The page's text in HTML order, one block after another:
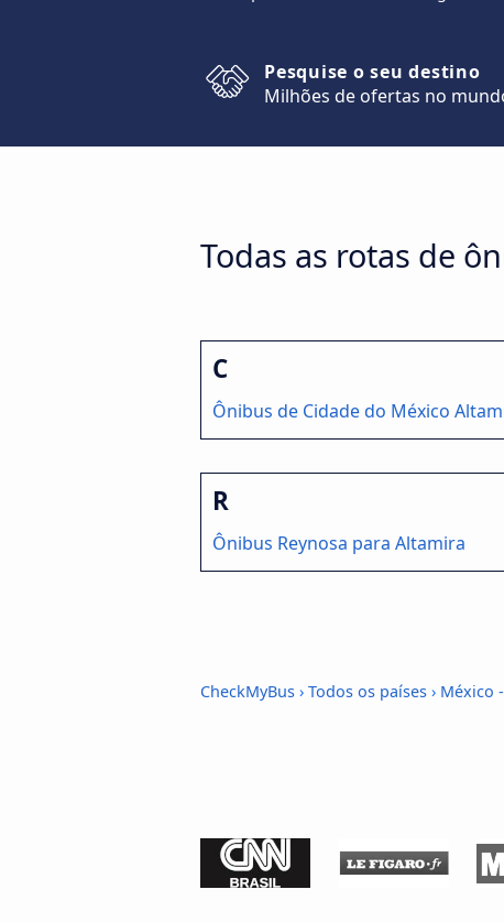
Pesquise o seu destino
Milhões de ofertas no
Todas as rotas de
C
Ônibus de Cidade do México
R
Ônibus Reynosa para Altamira
CheckMyBus › Todos os países › México